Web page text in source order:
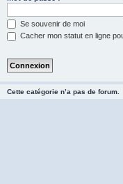
Se souvenir de moi
Cacher mon statut en ligne
Cette catégorie n’a pas de forum.